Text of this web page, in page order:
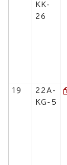
KK-
26
19
22A-
KG-5